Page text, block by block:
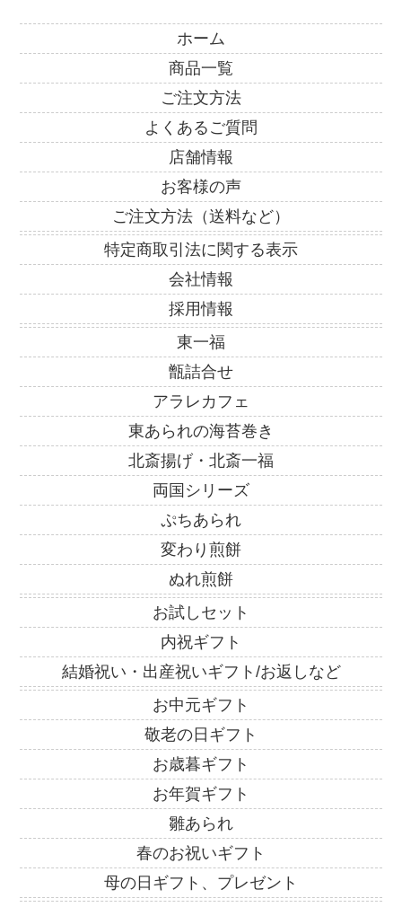
ホーム
商品一覧
ご注文方法
よくあるご質問
店舗情報
お客様の声
ご注文方法（送料など）
特定商取引法に関する表示
会社情報
採用情報
東一福
甑詰合せ
アラレカフェ
東あられの海苔巻き
北斎揚げ・北斎一福
両国シリーズ
ぷちあられ
変わり煎餅
ぬれ煎餅
お試しセット
内祝ギフト
結婚祝い・出産祝いギフト/お返しなど
お中元ギフト
敬老の日ギフト
お歳暮ギフト
お年賀ギフト
雛あられ
春のお祝いギフト
母の日ギフト、プレゼント